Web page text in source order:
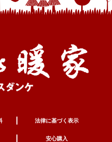
法律に基づく表示
安心購入